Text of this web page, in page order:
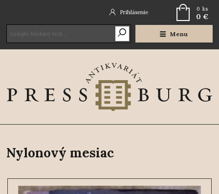
Menu
Prihlásenie 0 ks
0 €
Nylonový mesiac